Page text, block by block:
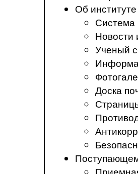
Об институте
Система
Новости
Ученый
Доска